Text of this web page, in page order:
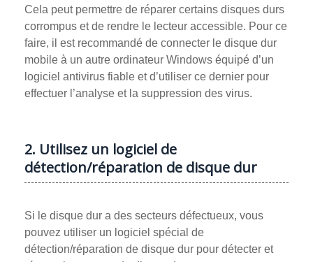
Cela peut permettre de réparer certains disques durs
corrompus et de rendre le lecteur accessible. Pour ce
faire, il est recommandé de connecter le disque dur
mobile à un autre ordinateur Windows équipé d’un
logiciel antivirus fiable et d’utiliser ce dernier pour
effectuer l’analyse et la suppression des virus.
2. Utilisez un logiciel de
détection/réparation de disque dur
Si le disque dur a des secteurs défectueux, vous
pouvez utiliser un logiciel spécial de
détection/réparation de disque dur pour détecter et